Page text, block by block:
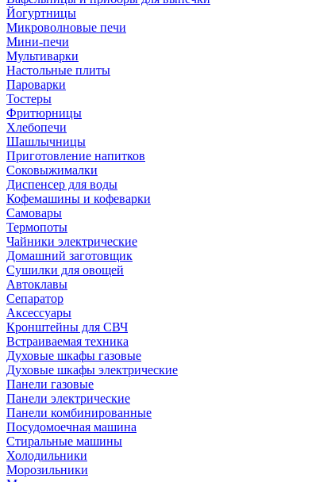
Йогуртницы
Микроволновые печи
Мини-печи
Мультиварки
Настольные плиты
Пароварки
Тостеры
Фритюрницы
Хлебопечи
Шашлычницы
Приготовление напитков
Соковыжималки
Диспенсер для воды
Кофемашины и кофеварки
Самовары
Термопоты
Чайники электрические
Домашний заготовщик
Сушилки для овощей
Автоклавы
Сепаратор
Аксессуары
Кронштейны для СВЧ
Встраиваемая техника
Духовые шкафы газовые
Духовые шкафы электрические
Панели газовые
Панели электрические
Панели комбинированные
Посудомоечная машина
Стиральные машины
Холодильники
Морозильники